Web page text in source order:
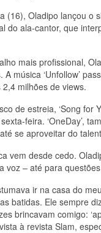
(16), Oladipo lançou o
do ala-cantor, que
mais profissional,
música ‘Unfollow’
milhões de views.
de estreia, ‘Song for
feira. ‘OneDay’,
se aproveitar do
vem desde cedo.
voz – até para
ir na casa do
batidas. Ele sempre
brincavam comigo:
à revista Slam,